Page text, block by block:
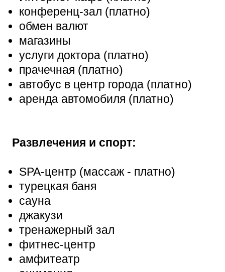
конференц-зал (платно)
обмен валют
магазины
услуги доктора (платно)
прачечная (платно)
автобус в центр города (платно)
аренда автомобиля (платно)
Развлечения и спорт:
SPA-центр (массаж - платно)
турецкая баня
сауна
джакузи
тренажерный зал
фитнес-центр
амфитеатр